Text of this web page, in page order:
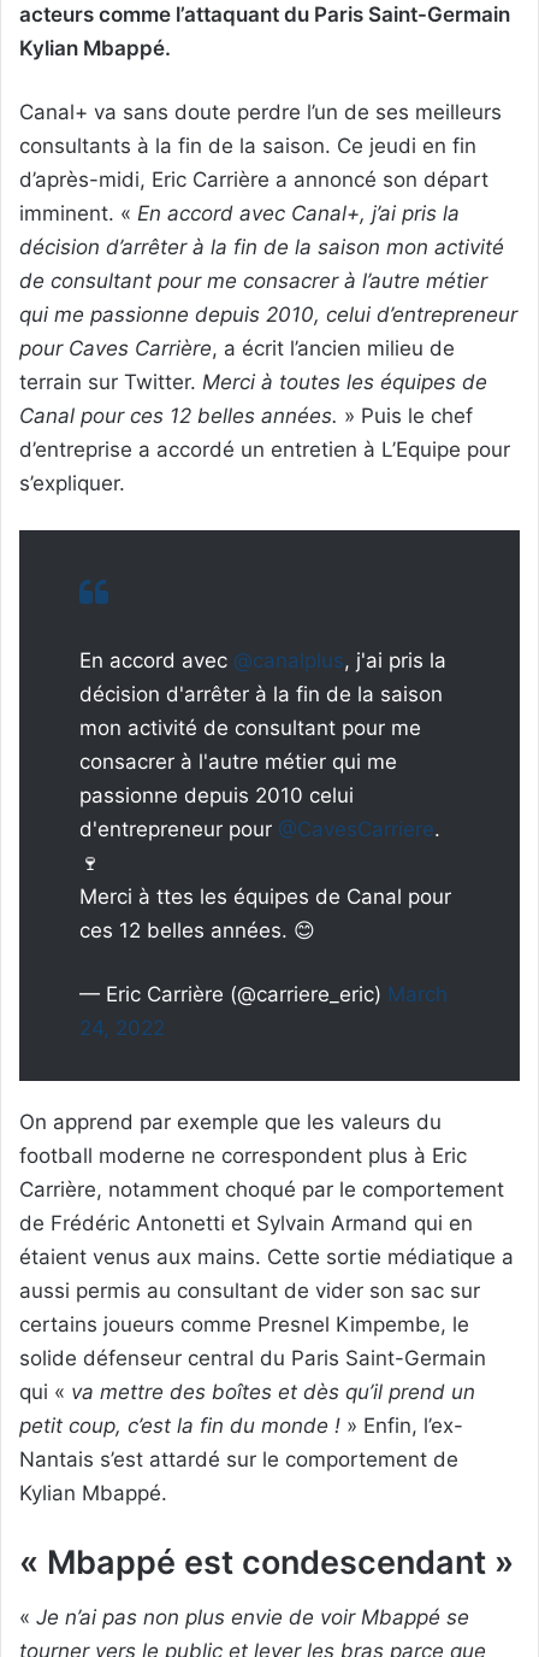
acteurs comme l’attaquant du Paris Saint-Germain
Kylian Mbappé.
Canal+ va sans doute perdre l’un de ses meilleurs
consultants à la fin de la saison. Ce jeudi en fin
d’après-midi, Eric Carrière a annoncé son départ
imminent. « En accord avec Canal+, j’ai pris la
décision d’arrêter à la fin de la saison mon activité
de consultant pour me consacrer à l’autre métier
qui me passionne depuis 2010, celui d’entrepreneur
pour Caves Carrière, a écrit l’ancien milieu de
terrain sur Twitter. Merci à toutes les équipes de
Canal pour ces 12 belles années. » Puis le chef
d’entreprise a accordé un entretien à L’Equipe pour
s’expliquer.
En accord avec @canalplus, j'ai pris la
décision d'arrêter à la fin de la saison
mon activité de consultant pour me
consacrer à l'autre métier qui me
passionne depuis 2010 celui
d'entrepreneur pour @CavesCarriere.
🍷
Merci à ttes les équipes de Canal pour
ces 12 belles années. 😊
— Eric Carrière (@carriere_eric) March
24, 2022
On apprend par exemple que les valeurs du
football moderne ne correspondent plus à Eric
Carrière, notamment choqué par le comportement
de Frédéric Antonetti et Sylvain Armand qui en
étaient venus aux mains. Cette sortie médiatique a
aussi permis au consultant de vider son sac sur
certains joueurs comme Presnel Kimpembe, le
solide défenseur central du Paris Saint-Germain
qui « va mettre des boîtes et dès qu’il prend un
petit coup, c’est la fin du monde ! » Enfin, l’ex-
Nantais s’est attardé sur le comportement de
Kylian Mbappé.
« Mbappé est condescendant »
« Je n’ai pas non plus envie de voir Mbappé se
tourner vers le public et lever les bras parce que